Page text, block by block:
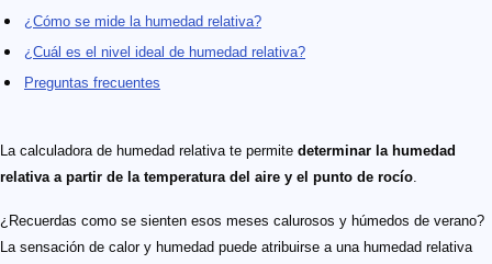
¿Cómo se mide la humedad relativa?
¿Cuál es el nivel ideal de humedad relativa?
Preguntas frecuentes
La calculadora de humedad relativa te permite determinar la humedad
relativa a partir de la temperatura del aire y el punto de rocío.
¿Recuerdas como se sienten esos meses calurosos y húmedos de verano?
La sensación de calor y humedad puede atribuirse a una humedad relativa